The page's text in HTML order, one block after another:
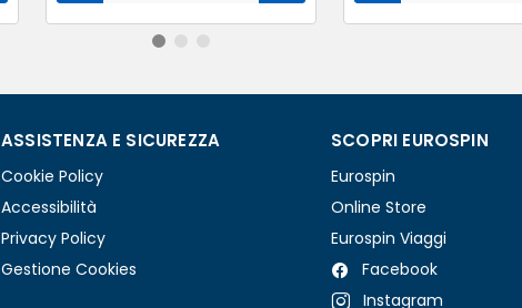
ASSISTENZA E SICUREZZA
Cookie Policy
Accessibilità
Privacy Policy
Gestione Cookies
SCOPRI EUROSPIN
Eurospin
Online Store
Eurospin Viaggi
Facebook
Instagram